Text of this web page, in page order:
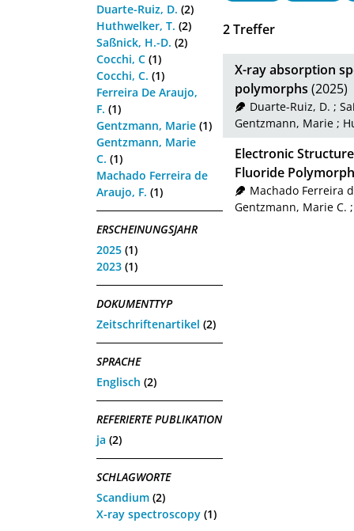
Duarte-Ruiz, D. (2)
Huthwelker, T. (2)
Saßnick, H.-D. (2)
Cocchi, C (1)
Cocchi, C. (1)
Ferreira De Araujo,
F. (1)
Gentzmann, Marie (1)
Gentzmann, Marie
C. (1)
Machado Ferreira de
Araujo, F. (1)
ERSCHEINUNGSJAHR
2025 (1)
2023 (1)
DOKUMENTTYP
Zeitschriftenartikel (2)
SPRACHE
Englisch (2)
REFERIERTE PUBLIKATION
ja (2)
SCHLAGWORTE
Scandium (2)
X-ray spectroscopy (1)
2Treffer
X-ray absorption
polymorphs (2025)
Duarte-Ruiz, D. ;
Gentzmann, Marie ;
Electronic
Fluoride
Machado Ferreira
Gentzmann, Marie C.